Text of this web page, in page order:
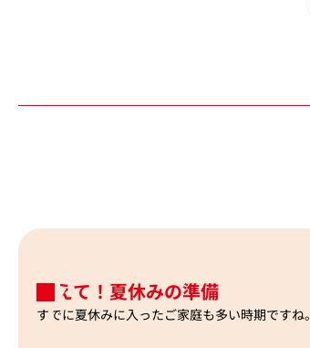
教えて！夏休みの準備
すでに夏休みに入ったご家庭も多い時期ですね。